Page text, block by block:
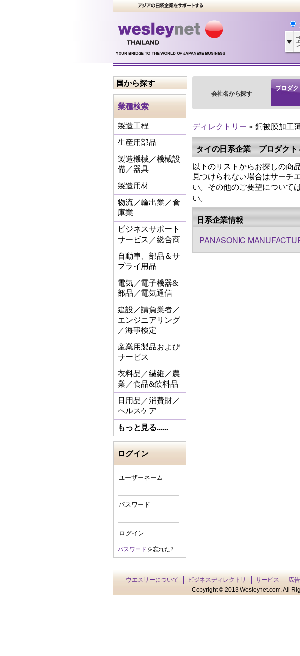
国から探す
業種検索
製造工程
生産用部品
製造機械／機械設
備／器具
製造用材
物流／輸出業／倉
庫業
ビジネスサポート
サービス／総合商
自動車、部品＆サ
プライ用品
電気／電子機器&
部品／電気通信
建設／請負業者／
エンジニアリング
／海事検定
産業用製品および
サービス
衣料品／繊維／農
業／食品&飲料品
日用品／消費財／
ヘルスケア
もっと見る......
ログイン
ユーザーネーム
パスワード
パスワードを忘れた?
会社名から探す
プロダ
ディレクトリー » 銅被膜加工
タイの日系企業 プロダクト
以下のリストからお探しの商
見つけられない場合はサーチ
い。その他のご要望について
い。
日系企業情報
PANASONIC
ウエスリーについて ビジネスディレクトリ サービス 広
Copyright © 2013 Wesleynet.com. All